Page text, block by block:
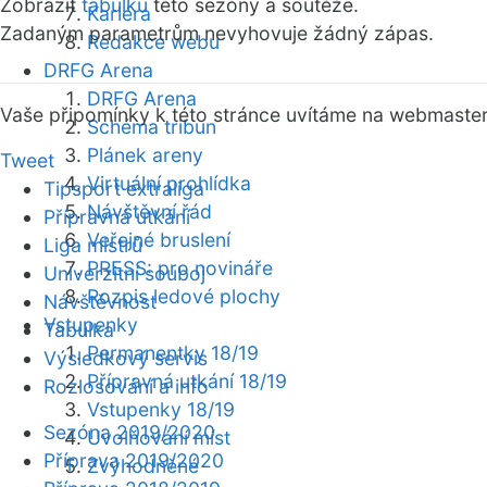
Kariéra
Redakce webu
DRFG Arena
DRFG Arena
Schéma tribun
Plánek areny
Virtuální prohlídka
Návštěvní řád
Veřejné bruslení
PRESS: pro novináře
Rozpis ledové plochy
Vstupenky
Permanentky 18/19
Přípravná utkání 18/19
Vstupenky 18/19
Uvolňování míst
Zvýhodněné
Zobrazit tabulku této sezóny a soutěže.
Zadaným parametrům nevyhovuje žádný zápas.
Vaše připomínky k této stránce uvítáme na webmaster
Tweet
Tipsport extraliga
Přípravná utkání
Liga mistrů
Univerzitní souboj
Návštěvnost
Tabulka
Výsledkový servis
Rozlosování a info
Sezóna 2019/2020
Příprava 2019/2020